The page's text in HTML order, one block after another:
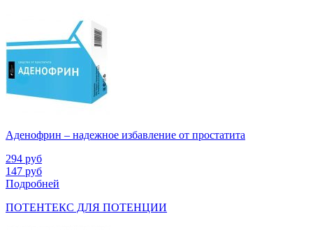
Аденофрин – надежное избавление от простатита
294 руб
147 руб
Подробней
ПОТЕНТЕКС ДЛЯ ПОТЕНЦИИ